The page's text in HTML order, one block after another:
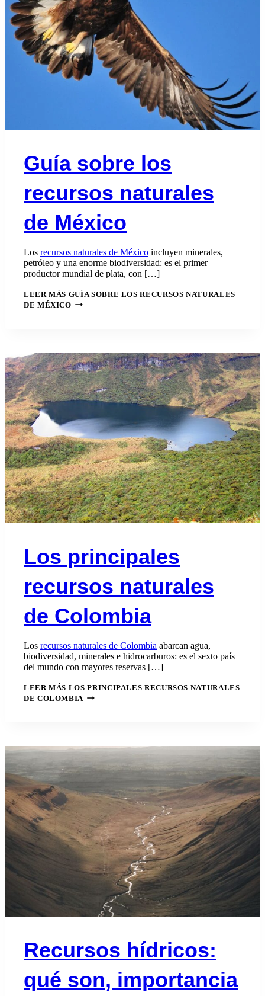
Guía sobre los
recursos naturales
de México
Los recursos naturales de México incluyen minerales,
petróleo y una enorme biodiversidad: es el primer
productor mundial de plata, con […]
LEER MÁS GUÍA SOBRE LOS RECURSOS NATURALES
DE MÉXICO
Los principales
recursos naturales
de Colombia
Los recursos naturales de Colombia abarcan agua,
biodiversidad, minerales e hidrocarburos: es el sexto país
del mundo con mayores reservas […]
LEER MÁS LOS PRINCIPALES RECURSOS NATURALES
DE COLOMBIA
Recursos hídricos:
qué son, importancia